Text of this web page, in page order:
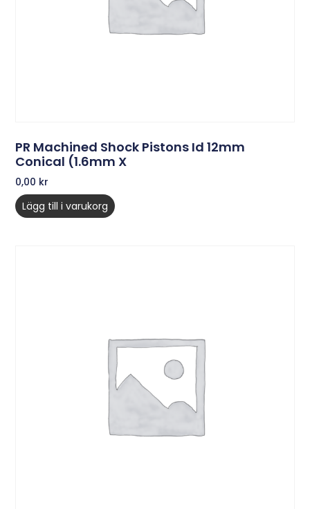
PR Machined Shock Pistons Id 12mm
Conical (1.6mm X
0,00 kr
Lägg till i varukorg